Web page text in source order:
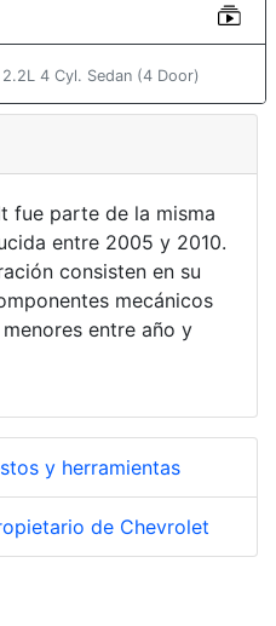
4 Cyl. Sedan (4 Door)
fue parte de la misma
entre 2005 y 2010.
consisten en su
mecánicos
entre año y
y herramientas
de Chevrolet